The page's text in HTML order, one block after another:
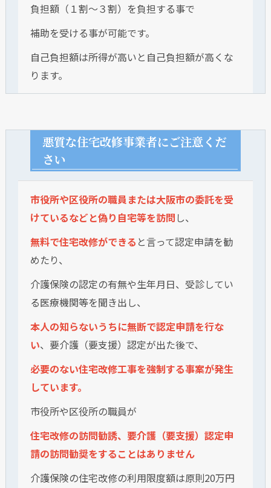
負担額（１割～３割）を負担する事で
補助を受ける事が可能です。
自己負担額は所得が高いと自己負担額が高くな
ります。
悪質な住宅改修事業者にご注意くだ
さい
市役所や区役所の職員または大阪市の委託を受
けているなどと偽り自宅等を訪問 し、
無料で住宅改修ができる と言って認定申請を勧
めたり、
介護保険の認定の有無や生年月日、受診してい
る医療機関等を聞き出し、
本人の知らないうちに無断で認定申請を行な
い、要介護（要支援）認定が出た後で、
必要のない住宅改修工事を強制する事案が発生
しています。
市役所や区役所の職員が
住宅改修の訪問勧誘、要介護（要支援）認定申
請の訪問勧奨をすることはありません
介護保険の住宅改修の利用限度額は原則20万円